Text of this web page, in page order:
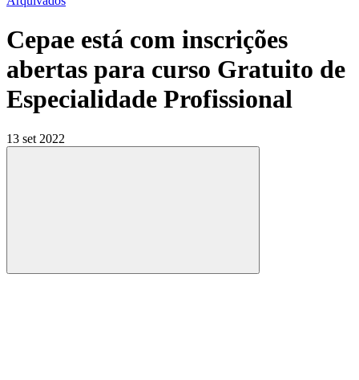
Cepae está com inscrições
abertas para curso Gratuito de
Especialidade Profissional
13 set 2022
Compartilhar